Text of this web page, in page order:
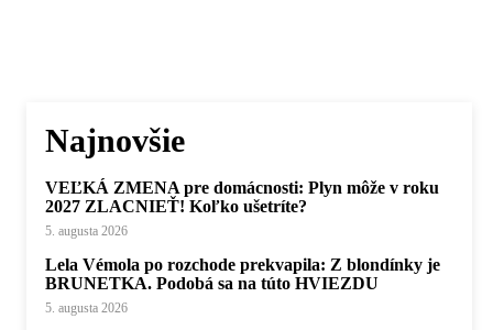
Najnovšie
VEĽKÁ ZMENA pre domácnosti: Plyn môže v roku
2027 ZLACNIEŤ! Koľko ušetríte?
5. augusta 2026
Lela Vémola po rozchode prekvapila: Z blondínky je
BRUNETKA. Podobá sa na túto HVIEZDU
5. augusta 2026